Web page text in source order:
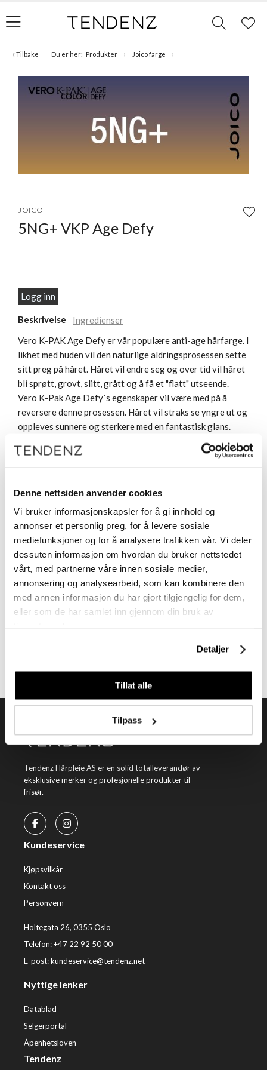
Denne nettsiden anvender cookies
Vi bruker informasjonskapsler for å gi innhold og
annonser et personlig preg, for å levere sosiale
mediefunksjoner og for å analysere trafikken vår. Vi deler
dessuten informasjon om hvordan du bruker nettstedet
vårt, med partnerne våre innen sosiale medier,
annonsering og analysearbeid, som kan kombinere den
med annen informasjon du har gjort tilgjengelig for dem,
eller som de har samlet inn gjennom din bruk av
Detaljer
Tillat alle
Tilpass
« Tilbake Du er her: Produkter Joico farge
of
1
JOICO
5NG+ VKP Age Defy
Logg inn
Beskrivelse
Ingredienser
Vero K-PAK Age Defy er vår populære anti-age hårfarge. I
likhet med huden vil den naturlige aldringsprosessen sette
sitt preg på håret. Håret vil endre seg og over tid vil håret
bli sprøtt, grovt, slitt, grått og å få et "flatt" utseende.
Vero K-Pak Age Defy´s egenskaper vil være med på å
reversere denne prosessen. Håret vil straks se yngre ut og
oppleves sunnere og sterkere med en fantastisk glans.
Takket være seriens unike teknologi blir håret smidig,
glansfullt, spenstig og håret blir lettere å style. Fargene
Meld deg på vårt nyhetsbrev
Tendenz Hårpleie AS er en solid totalleverandør av
eksklusive merker og profesjonelle produkter til
frisør.
Kundeservice
Kjøpsvilkår
Kontakt oss
Personvern
Holtegata 26, 0355 Oslo
Telefon: +47 22 92 50 00
E-post:kundeservice@tendenz.net
Nyttige lenker
Datablad
Selgerportal
Åpenhetsloven
Tendenz